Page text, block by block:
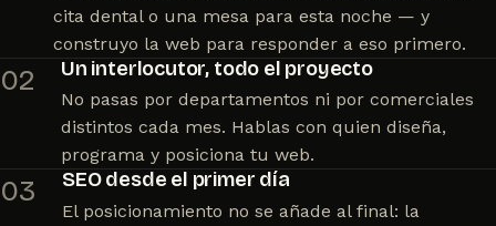
cita dental o una mesa para esta noche — y
construyo la web para responder a eso primero.
02 Un interlocutor, todo el proyecto
No pasas por departamentos ni por comerciales
distintos cada mes. Hablas con quien diseña,
programa y posiciona tu web.
03 SEO desde el primer día
El posicionamiento no se añade al final: la